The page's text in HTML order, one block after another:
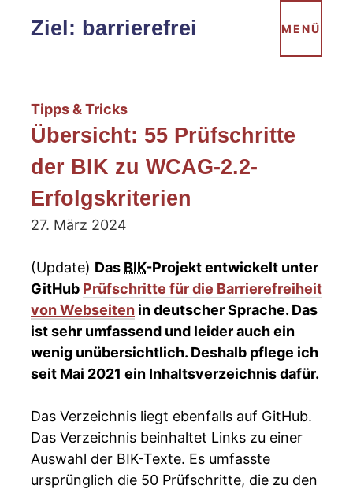
InhaltZiel: barrierefrei MENÜ
Tipps & Tricks
Übersicht: 55 Prüfschritte
der BIK zu WCAG-2.2-
Erfolgskriterien
27. März 2024
(Update) Das BIK-Projekt entwickelt unter
GitHub Prüfschritte für die Barrierefreiheit
von Webseiten in deutscher Sprache. Das
ist sehr umfassend und leider auch ein
wenig unübersichtlich. Deshalb pflege ich
seit Mai 2021 ein Inhaltsverzeichnis dafür.
Das Verzeichnis liegt ebenfalls auf GitHub.
Das Verzeichnis beinhaltet Links zu einer
Auswahl der BIK-Texte. Es umfasste
ursprünglich die 50 Prüfschritte, die zu den